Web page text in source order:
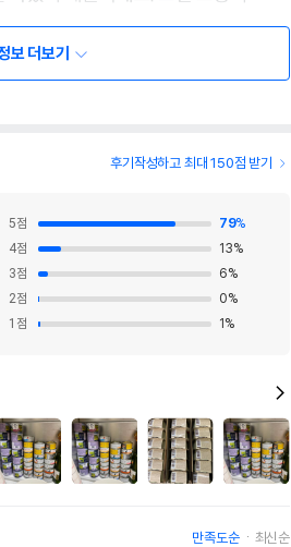
보 더보기
후기작성하고 최대 150점 받기
5점 79%
4점 13%
3점 6%
2점 0%
1 점 1 %
만족도순 최신순